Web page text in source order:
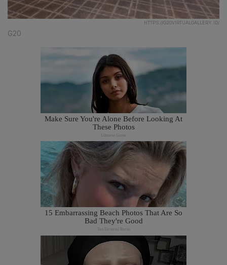
HTTPS://G20VIRTUALGALLERY.ID/
G20